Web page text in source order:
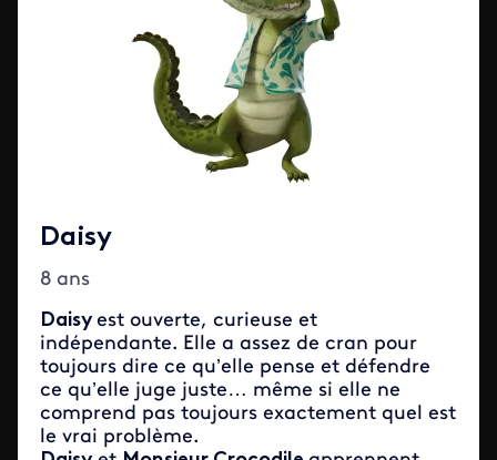
Daisy
8 ans
Daisyest ouverte, curieuse et
indépendante. Elle a assez de cran pour
toujours dire ce qu’elle pense et défendre
ce qu’elle juge juste… même si elle ne
comprend pas toujours exactement quel est
le vrai problème.